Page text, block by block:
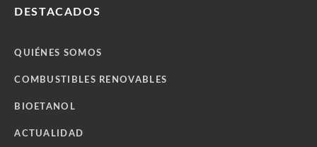
DESTACADOS
QUIÉNES SOMOS
COMBUSTIBLES RENOVABLES
BIOETANOL
ACTUALIDAD